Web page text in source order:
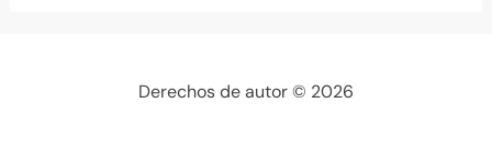
Derechos de autor © 2026